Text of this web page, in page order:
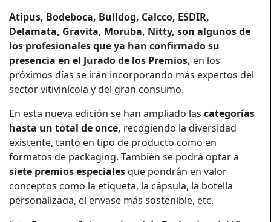
Atipus, Bodeboca, Bulldog, Calcco, ESDIR,
Delamata, Gravita, Moruba, Nitty, son algunos de
los profesionales que ya han confirmado su
presencia en el Jurado de los Premios, en los
próximos días se irán incorporando más expertos del
sector vitivinícola y del gran consumo.
En esta nueva edición se han ampliado las categorías
hasta un total de once, recogiendo la diversidad
existente, tanto en tipo de producto como en
formatos de packaging. También se podrá optar a
siete premios especialesque pondrán en valor
conceptos como la etiqueta, la cápsula, la botella
personalizada, el envase más sostenible, etc.